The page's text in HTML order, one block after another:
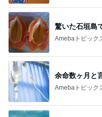
驚いた石垣島
Amebaトピック
余命数ヶ月と
Amebaトピック